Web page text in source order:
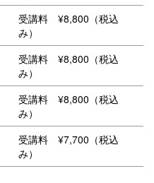
受講料 ¥8,800（税込
み）
受講料 ¥8,800（税込
み）
受講料 ¥8,800（税込
み）
受講料 ¥7,700（税込
み）